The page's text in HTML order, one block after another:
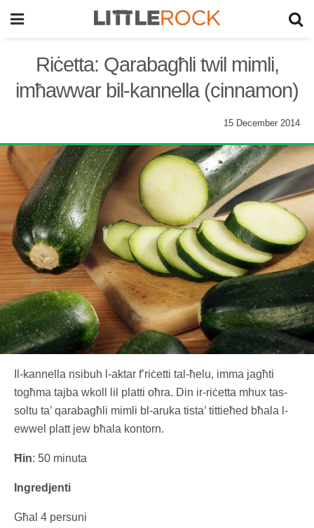
Riċetta: Qarabagħli twil mimli,
imħawwar bil-kannella (cinnamon)
15 December 2014
Il-kannella nsibuh l-aktar f’riċetti tal-ħelu, imma jagħti
togħma tajba wkoll lil platti oħra. Din ir-riċetta mhux tas-
soltu ta’ qarabagħli mimli bl-aruka tista’ tittieħed bħala l-
ewwel platt jew bħala kontorn.
Ħin: 50 minuta
Ingredjenti
Għal 4 persuni